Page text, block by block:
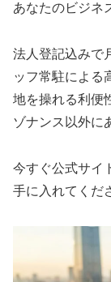
あなたのビジネ
法人登記込みで
ッフ常駐による
地を操れる利便
ゾナンス以外に
今すぐ公式サイ
手に入れてくだ